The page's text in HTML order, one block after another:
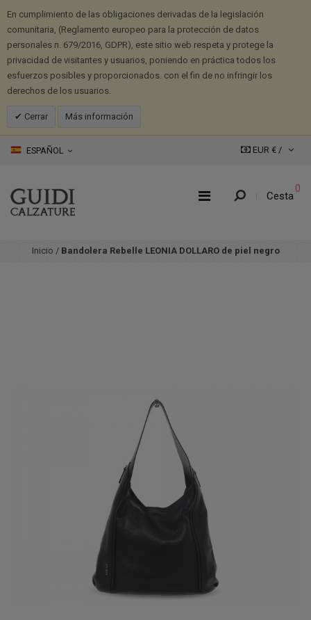
En cumplimiento de las obligaciones derivadas de la legislación
comunitaria, (Reglamento europeo para la protección de datos
personales n. 679/2016, GDPR), este sitio web respeta y protege la
privacidad de visitantes y usuarios, poniendo en práctica todos los
esfuerzos posibles y proporcionados. con el fin de no infringir los
derechos de los usuarios.
Cerrar Más información
ESPAÑOL EUR € /
Cesta
0
Inicio / Bandolera Rebelle LEONIA DOLLARO de piel negro